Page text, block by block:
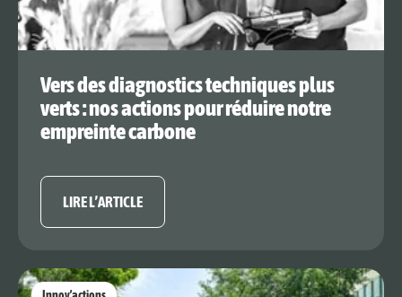
Vers des diagnostics techniques plus
verts : nos actions pour réduire notre
empreinte carbone
LIRE L’ARTICLE